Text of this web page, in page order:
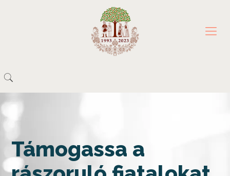
Támogassa a